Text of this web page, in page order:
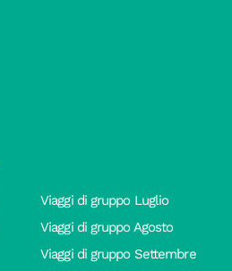
Viaggi di gruppo Luglio
Viaggi di gruppo Agosto
Viaggi di gruppo Settembre